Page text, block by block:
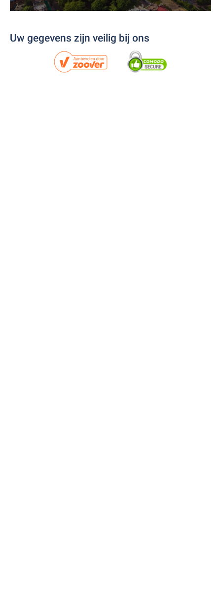
Uw gegevens zijn veilig bij ons